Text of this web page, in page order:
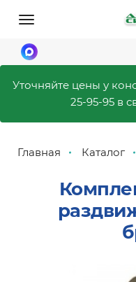
Уточняйте цены у
25-95-95 в
Главная Каталог